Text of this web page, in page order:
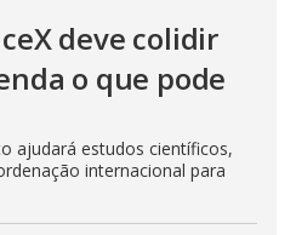
deve colidir
o que pode
ajudará estudos científicos,
internacional para